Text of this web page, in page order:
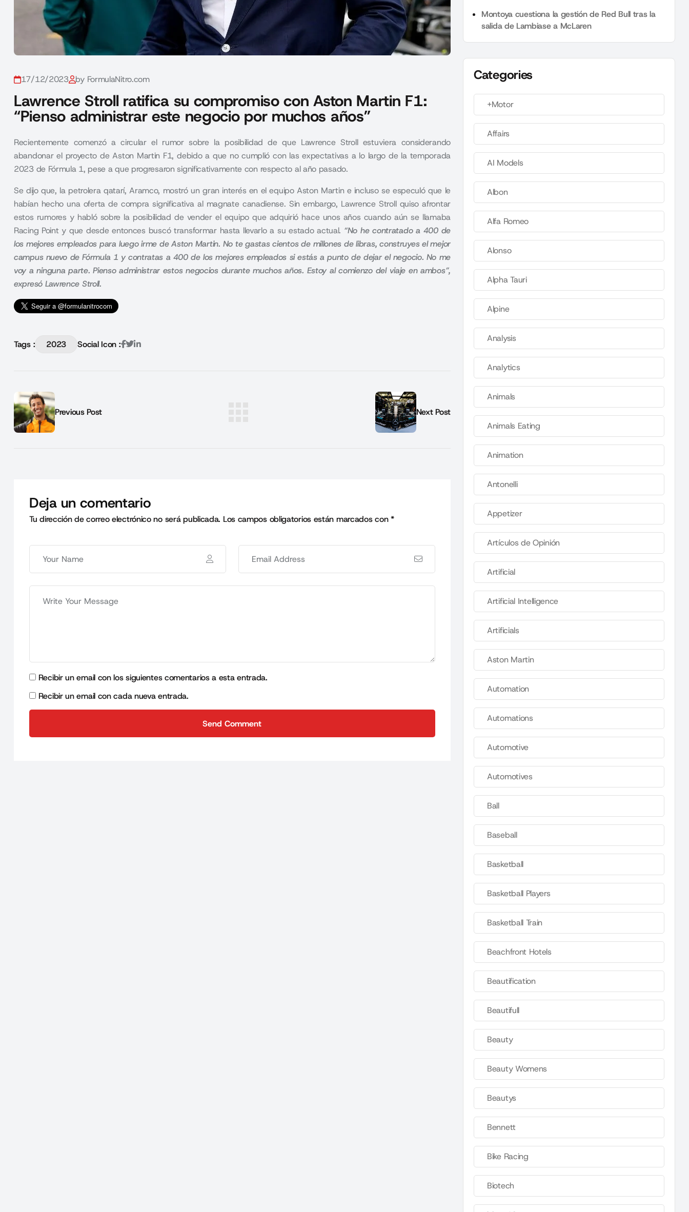
17/12/2023 by FormulaNitro.com
Lawrence Stroll ratifica su compromiso con Aston Martin F1:
“Pienso administrar este negocio por muchos años”
Recientemente comenzó a circular el rumor sobre la posibilidad de que Lawrence Stroll estuviera considerando
abandonar el proyecto de Aston Martin F1, debido a que no cumplió con las expectativas a lo largo de la temporada
2023 de Fórmula 1, pese a que progresaron significativamente con respecto al año pasado.
Se dijo que, la petrolera qatarí, Aramco, mostró un gran interés en el equipo Aston Martin e incluso se especuló que le
habían hecho una oferta de compra significativa al magnate canadiense. Sin embargo, Lawrence Stroll quiso afrontar
estos rumores y habló sobre la posibilidad de vender el equipo que adquirió hace unos años cuando aún se llamaba
Racing Point y que desde entonces buscó transformar hasta llevarlo a su estado actual. “No he contratado a 400 de
los mejores empleados para luego irme de Aston Martin. No te gastas cientos de millones de libras, construyes el mejor
campus nuevo de Fórmula 1 y contratas a 400 de los mejores empleados si estás a punto de dejar el negocio. No me
voy a ninguna parte. Pienso administrar estos negocios durante muchos años. Estoy al comienzo del viaje en ambos”,
expresó Lawrence Stroll.
Tags : 2023 Social Icon :
Previous Post Next Post
Deja un comentario
Tu dirección de correo electrónico no será publicada. Los campos obligatorios están marcados con*
Recibir un email con los siguientes comentarios a esta entrada.
Recibir un email con cada nueva entrada.
Send Comment
Montoya cuestiona la gestión de Red Bull tras la
salida de Lambiase a McLaren
Categories
+Motor
Affairs
AI Models
Albon
Alfa Romeo
Alonso
Alpha Tauri
Alpine
Analysis
Analytics
Animals
Animals Eating
Animation
Antonelli
Appetizer
Artículos de Opinión
Artificial
Artificial Intelligence
Artificials
Aston Martin
Automation
Automations
Automotive
Automotives
Ball
Baseball
Basketball
Basketball Players
Basketball Train
Beachfront Hotels
Beautification
Beautifull
Beauty
Beauty Womens
Beautys
Bennett
Bike Racing
Biotech